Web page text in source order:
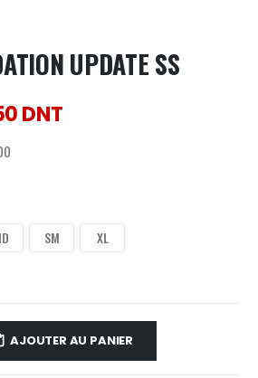
UPDATE SS
DNT
SM XL
AJOUTER AU PANIER